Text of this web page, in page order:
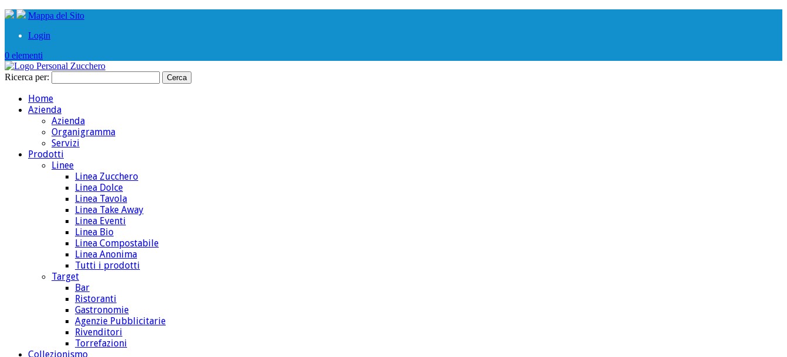
Mappa del Sito
Login
0 elementi
Ricerca per:
Home
Azienda
Azienda
Organigramma
Servizi
Prodotti
Linee
Linea Zucchero
Linea Dolce
Linea Tavola
Linea Take Away
Linea Eventi
Linea Bio
Linea Compostabile
Linea Anonima
Tutti i prodotti
Target
Bar
Ristoranti
Gastronomie
Agenzie Pubblicitarie
Rivenditori
Torrefazioni
Collezionismo